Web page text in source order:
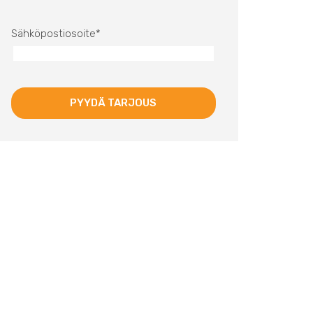
Sähköpostiosoite*